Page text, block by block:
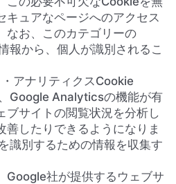
キュアなページへのアクセス
なお、このカテゴリーの
報から、個人が識別されるこ
アナリティクスCookie
Google Analyticsの機能が有
ブサイトの閲覧状況を分析し
善したりできるようになりま
識別するための情報を収集す
Google社が提供するウェブサ